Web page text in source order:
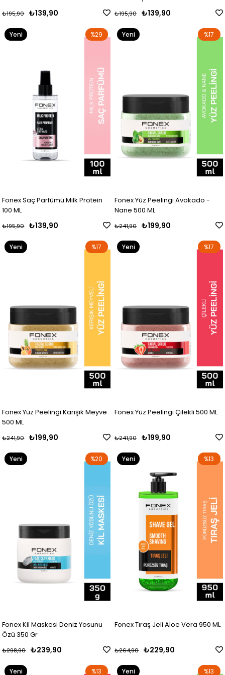
₺139,90
₺195,90 ₺139,90
₺195,90
Fonex Saç Parfümü Milk Protein
100 ML
₺139,90
₺195,90
%29
Yeni
Fonex Yüz Peelingi Avokado -
Nane 500 ML
₺199,90
₺241,90
%17
Yeni
Fonex Yüz Peelingi Karışık Meyve
500 ML
₺199,90
₺241,90
%17
Yeni
Fonex Yüz Peelingi Çilekli 500 ML
₺199,90
₺241,90
%17
Yeni
Fonex Kil Maskesi Deniz Yosunu
Özü 350 Gr
₺239,90
₺298,90
%20
Yeni
Fonex Tıraş Jeli Aloe Vera 950 ML
₺229,90
₺264,90
%13
Yeni
%13
Yeni %13
Yeni